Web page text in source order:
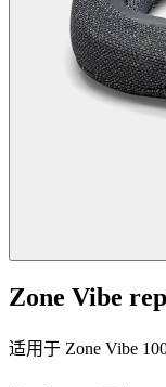
Zone Vibe
适用于 Zone Vibe